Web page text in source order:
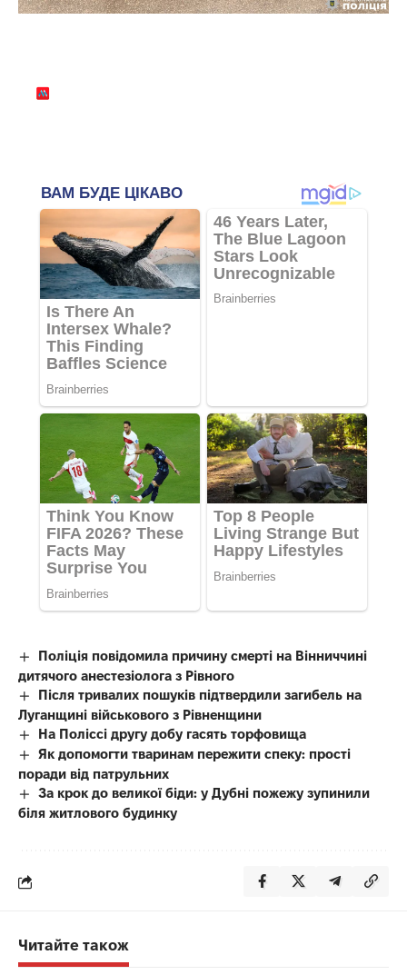
Поліція повідомила причину смерті на Вінниччині
дитячого анестезіолога з Рівного
Після тривалих пошуків підтвердили загибель на
Луганщині військового з Рівненщини
На Поліссі другу добу гасять торфовища
Як допомогти тваринам пережити спеку: прості
поради від патрульних
За крок до великої біди: у Дубні пожежу зупинили
біля житлового будинку
Читайте також